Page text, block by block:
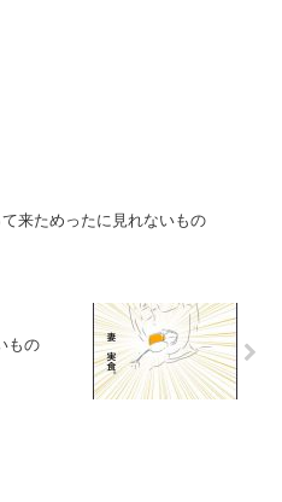
来ためったに見れないもの
もの